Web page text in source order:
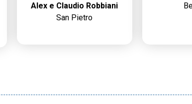
Alex e Claudio Robbiani
San Pietro